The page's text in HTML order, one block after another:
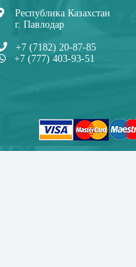
Республика Казахстан
г. Павлодар
+7 (7182) 20-87-85
+7 (777) 403-93-51